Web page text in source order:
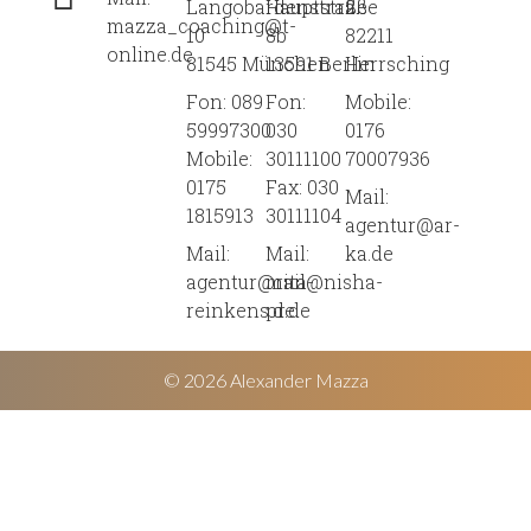
mazza_coaching@t-
online.de
Langobardenstraße
10
81545 München
Fon: 089
59997300
Mobile:
0175
1815913
Mail:
agentur@rita-
reinkens.de
Hauptstraße
8b
13591 Berlin
Fon:
030
30111100
Fax: 030
30111104
Mail:
mail@nisha-
pr.de
2
82211
Herrsching
Mobile:
0176
70007936
Mail:
agentur@ar-
ka.de
© 2026 Alexander Mazza